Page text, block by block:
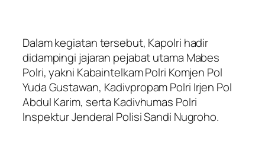
Dalam kegiatan tersebut, Kapolri hadir
didampingi jajaran pejabat utama Mabes
Polri, yakni Kabaintelkam Polri Komjen Pol
Yuda Gustawan, Kadivpropam Polri Irjen Pol
Abdul Karim, serta Kadivhumas Polri
Inspektur Jenderal Polisi Sandi Nugroho.